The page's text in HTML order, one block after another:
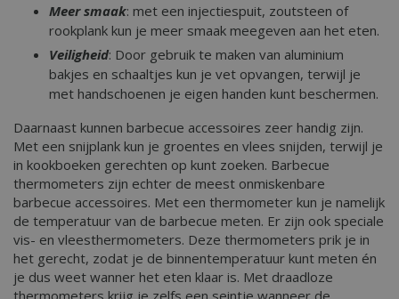
Meer smaak: met een injectiespuit, zoutsteen of
rookplank kun je meer smaak meegeven aan het eten.
Veiligheid: Door gebruik te maken van aluminium
bakjes en schaaltjes kun je vet opvangen, terwijl je
met handschoenen je eigen handen kunt beschermen.
Daarnaast kunnen barbecue accessoires zeer handig zijn.
Met een snijplank kun je groentes en vlees snijden, terwijl je
in kookboeken gerechten op kunt zoeken. Barbecue
thermometers zijn echter de meest onmiskenbare
barbecue accessoires. Met een thermometer kun je namelijk
de temperatuur van de barbecue meten. Er zijn ook speciale
vis- en vleesthermometers. Deze thermometers prik je in
het gerecht, zodat je de binnentemperatuur kunt meten én
je dus weet wanner het eten klaar is. Met draadloze